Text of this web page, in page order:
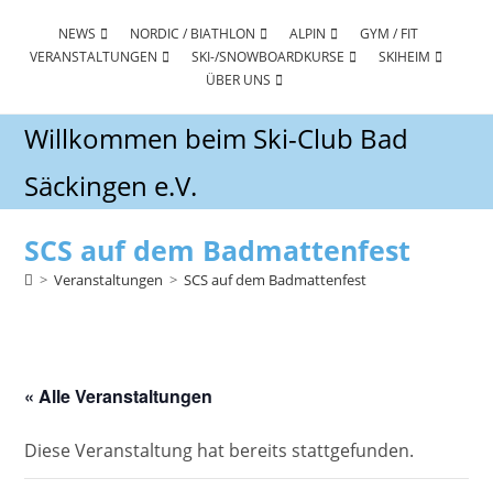
springen
NEWS NORDIC / BIATHLON ALPIN
GYM / FIT
VERANSTALTUNGEN
SKI-/SNOWBOARDKURSE
SKIHEIM
ÜBER UNS
Willkommen beim Ski-Club Bad
Säckingen e.V.
SCS auf dem Badmattenfest
> Veranstaltungen > SCS auf dem Badmattenfest
« Alle Veranstaltungen
Diese Veranstaltung hat bereits stattgefunden.